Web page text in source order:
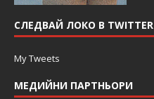
СЛЕДВАЙ ЛОКО В TWITTER
My Tweets
МЕДИЙНИ ПАРТНЬОРИ